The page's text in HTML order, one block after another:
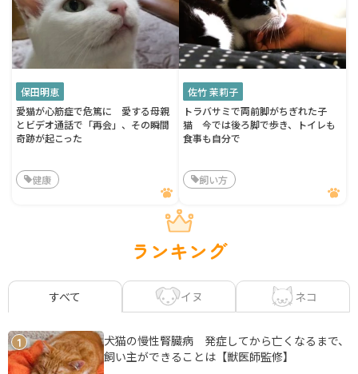
保田明恵
愛猫が心筋症で危篤に 愛する母親
とビデオ通話で「再会」、その瞬間
奇跡が起こった
健康
佐竹 茉莉子
トラバサミで両前脚がちぎれた子
猫 今では後ろ脚で歩き、トイレも
食事も自分で
飼い方
ランキング
すべて イヌ ネコ
1
犬猫の慢性腎臓病 発症してから亡くなるまで、
飼い主ができることは【獣医師監修】